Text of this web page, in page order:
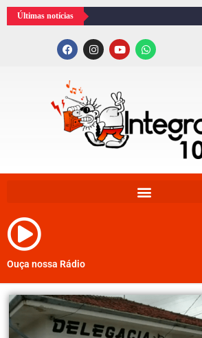
Últimas notícias
Ouça nossa Rádio